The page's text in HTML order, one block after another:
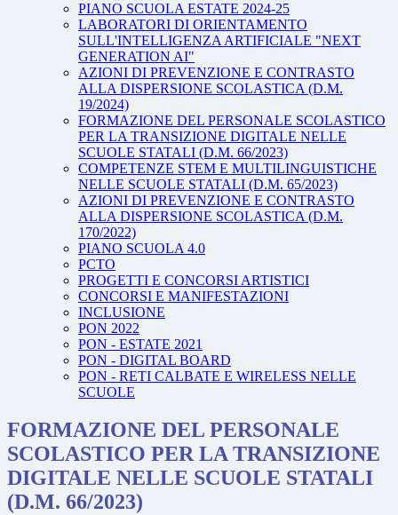
PIANO SCUOLA ESTATE 2024-25
LABORATORI DI ORIENTAMENTO
SULL'INTELLIGENZA ARTIFICIALE "NEXT
GENERATION AI"
AZIONI DI PREVENZIONE E CONTRASTO
ALLA DISPERSIONE SCOLASTICA (D.M.
19/2024)
FORMAZIONE DEL PERSONALE SCOLASTICO
PER LA TRANSIZIONE DIGITALE NELLE
SCUOLE STATALI (D.M. 66/2023)
COMPETENZE STEM E MULTILINGUISTICHE
NELLE SCUOLE STATALI (D.M. 65/2023)
AZIONI DI PREVENZIONE E CONTRASTO
ALLA DISPERSIONE SCOLASTICA (D.M.
170/2022)
PIANO SCUOLA 4.0
PCTO
PROGETTI E CONCORSI ARTISTICI
CONCORSI E MANIFESTAZIONI
INCLUSIONE
PON 2022
PON - ESTATE 2021
PON - DIGITAL BOARD
PON - RETI CALBATE E WIRELESS NELLE
SCUOLE
FORMAZIONE DEL PERSONALE
SCOLASTICO PER LA TRANSIZIONE
DIGITALE NELLE SCUOLE STATALI
(D.M. 66/2023)